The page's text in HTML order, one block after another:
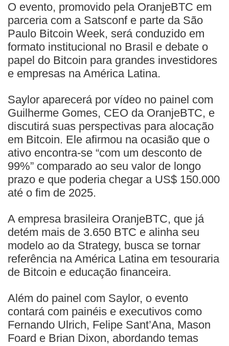
O evento, promovido pela OranjeBTC em
parceria com a Satsconf e parte da São
Paulo Bitcoin Week, será conduzido em
formato institucional no Brasil e debate o
papel do Bitcoin para grandes investidores
e empresas na América Latina.
Saylor aparecerá por vídeo no painel com
Guilherme Gomes, CEO da OranjeBTC, e
discutirá suas perspectivas para alocação
em Bitcoin. Ele afirmou na ocasião que o
ativo encontra-se “com um desconto de
99%” comparado ao seu valor de longo
prazo e que poderia chegar a US$ 150.000
até o fim de 2025.
A empresa brasileira OranjeBTC, que já
detém mais de 3.650 BTC e alinha seu
modelo ao da Strategy, busca se tornar
referência na América Latina em tesouraria
de Bitcoin e educação financeira.
Além do painel com Saylor, o evento
contará com painéis e executivos como
Fernando Ulrich, Felipe Sant’Ana, Mason
Foard e Brian Dixon, abordando temas